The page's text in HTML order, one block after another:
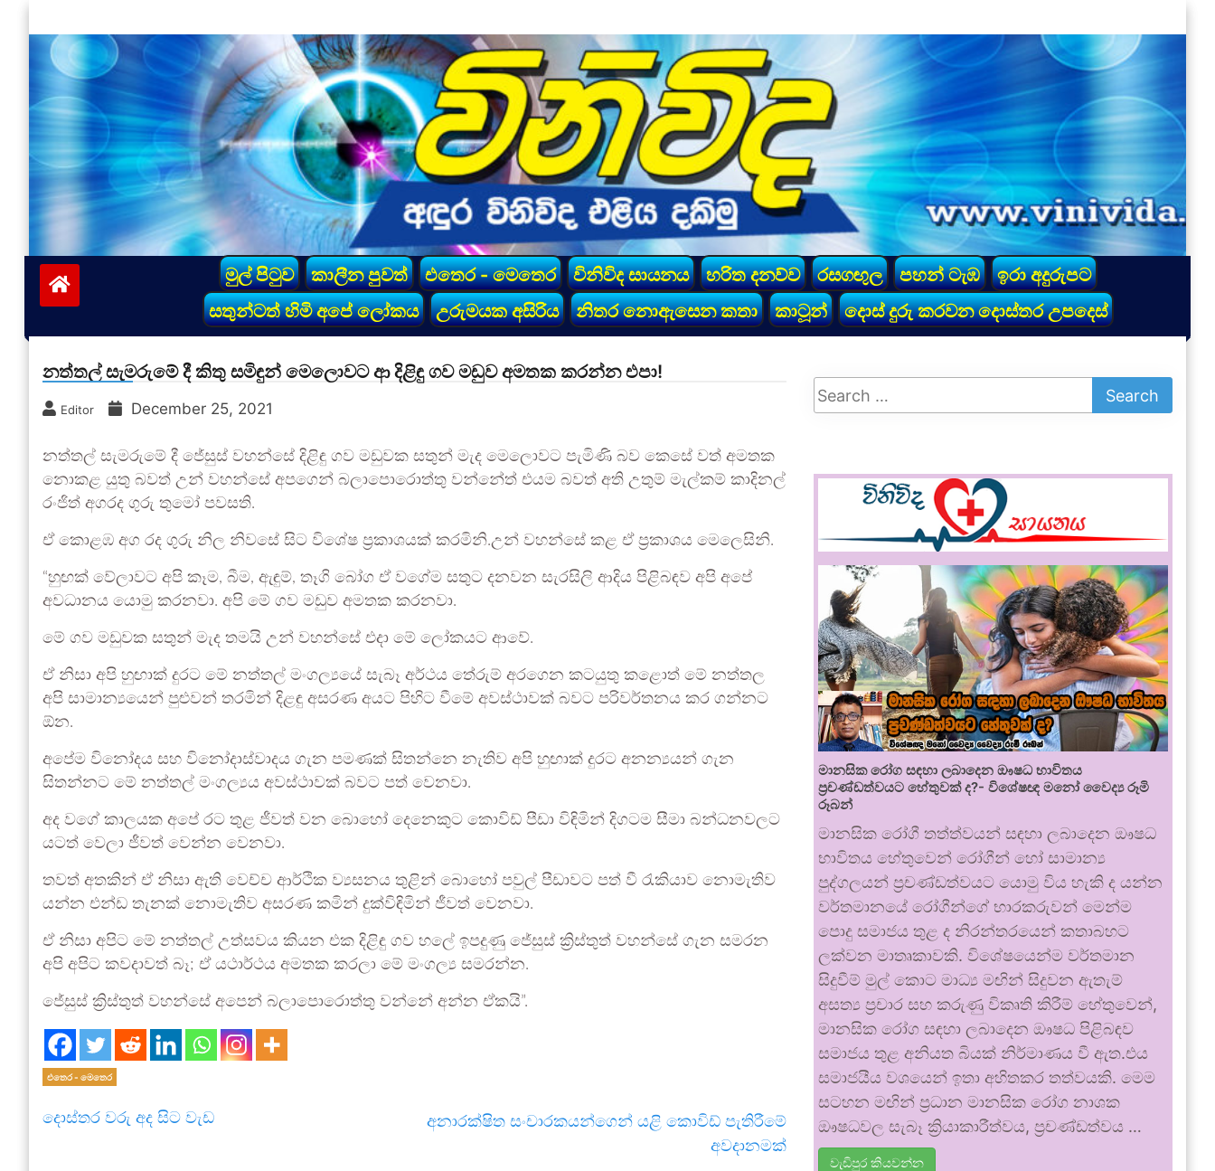
to
content
vinivida.lk
මුල් පිටුව කාලීන පුවත් එතෙර - මෙතෙර විනිවිද සායනය හරිත දනව්ව රසගඟුල පහන් ටැඹ
ඉරා අදුරුපට
සතුන්ටත් හිමි අපේ ලෝකය
උරුමයක අසිරිය නිතර නොඇසෙන කතා කාටූන් දොස් දුරු කරවන දොස්තර උපදෙස්
නත්තල් සැමරුමේ දී කිතු සමිඳුන් මෙලොවට ආ දිළිඳු ගව මඩුව අමතක කරන්න එපා!
Editor December 25, 2021
නත්තල් සැමරුමේ දී ජේසුස් වහන්සේ දිළිඳු ගව මඩුවක සතුන් මැද මෙලොවට පැමිණි බව කෙසේ වත් අමතක
නොකළ යුතු බවත් උන් වහන්සේ අපගෙන් බලාපොරොත්තු වන්නේත් එයම බවත් අති උතුම් මැල්කම් කාදිනල්
රංජිත් අගරද ගුරු තුමෝ පවසති.
ඒ කොළඹ අග රද ගුරු නිල නිවසේ සිට විශේෂ ප්‍රකාශයක් කරමිනි.උන් වහන්සේ කළ ඒ ප්‍රකාශය මෙලෙසිනි.
“හුඟක් වේලාවට අපි කෑම, බීම, ඇඳුම්, තෑගි බෝග ඒ වගේම සතුට දනවන සැරසිලි ආදිය පිළිබඳව අපි අපේ
අවධානය යොමු කරනවා. අපි මේ ගව මඩුව අමතක කරනවා.
මේ ගව මඩුවක සතුන් මැද තමයි උන් වහන්සේ එදා මේ ලෝකයට ආවේ.
ඒ නිසා අපි හුඟාක් දුරට මේ නත්තල් මංගල්‍යයේ සැබෑ අර්ථය තේරුම් අරගෙන කටයුතු කළොත් මේ නත්තල
අපි සාමාන්‍යයෙන් පුළුවන් තරමින් දිළඳු අසරණ අයට පිහිට වීමේ අවස්ථාවක් බවට පරිවර්තනය කර ගන්නට
ඕන.
අපේම විනෝදය සහ විනෝදාස්වාදය ගැන පමණක් සිතන්නෙ නැතිව අපි හුඟාක් දුරට අනන්‍යයන් ගැන
සිතන්නට මේ නත්තල් මංගල්‍යය අවස්ථාවක් බවට පත් වෙනවා.
අද වගේ කාලයක අපේ රට තුළ ජීවත් වන බොහෝ දෙනෙකුට කොවිඩ් පීඩා විඳිමින් දිගටම සීමා බන්ධනවලට
යටත් වෙලා ජීවත් වෙන්න වෙනවා.
තවත් අතකින් ඒ නිසා ඇති වෙච්ච ආර්ථික ව්‍යසනය තුළින් බොහෝ පවුල් පීඩාවට පත් වී රැකියාව නොමැතිව
යන්න එන්ඩ තැනක් නොමැතිව අසරණ කමින් දුක්විඳිමින් ජීවත් වෙනවා.
ඒ නිසා අපිට මේ නත්තල් උත්සවය කියන එක දිළිඳු ගව හලේ ඉපදුණු ජේසුස් ක්‍රිස්තුත් වහන්සේ ගැන සමරන
අපි අපිට කවදාවත් බෑ; ඒ යථාර්ථය අමතක කරලා මේ මංගල්‍ය සමරන්න.
ජේසුස් ක්‍රිස්තුත් වහන්සේ අපෙන් බලාපොරොත්තු වන්නේ අන්න ඒකයි”.
එතෙර - මෙතෙර
දොස්තර වරු අද සිට වැඩ
අනාරක්ෂිත සංචාරකයන්ගෙන් යළි කොවිඩ් පැතිරීමේ
අවදානමක්
මානසික රෝග සඳහා ලබාදෙන ඖෂධ භාවිතය
ප්‍රචණ්ඩත්වයට හේතුවක් ද?- විශේෂඥ මනෝ වෛද්‍ය රූමි
රූබන්
මානසික රෝගී තත්ත්වයන් සඳහා ලබාදෙන ඖෂධ
භාවිතය හේතුවෙන් රෝගීන් හෝ සාමාන්‍ය
පුද්ගලයන් ප්‍රචණ්ඩත්වයට යොමු විය හැකි ද යන්න
වර්තමානයේ රෝගීන්ගේ භාරකරුවන් මෙන්ම
පොදු සමාජය තුළ ද නිරන්තරයෙන් කතාබහට
ලක්වන මාතෘකාවකි. විශේෂයෙන්ම වර්තමාන
සිදුවීම් මුල් කොට මාධ්‍ය මඟින් සිදුවන ඇතැම්
අසත්‍ය ප්‍රචාර සහ කරුණු විකෘති කිරීම් හේතුවෙන්,
මානසික රෝග සඳහා ලබාදෙන ඖෂධ පිළිබඳව
සමාජය තුළ අනියත බියක් නිර්මාණය වී ඇත.එය
සමාජයීය වශයෙන් ඉතා අහිතකර තත්වයකි. මෙම
සටහන මඟින් ප්‍රධාන මානසික රෝග නාශක
ඖෂධවල සැබෑ ක්‍රියාකාරීත්වය, ප්‍රචණ්ඩත්වය …
වැඩිපුර කියවන්න